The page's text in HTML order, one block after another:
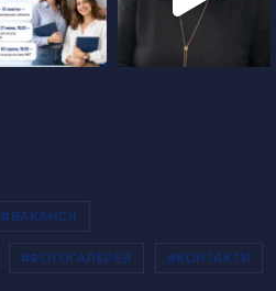
#ВАКАНСІЇ
#ФОТОГАЛЕРЕЯ #КОНТАКТИ